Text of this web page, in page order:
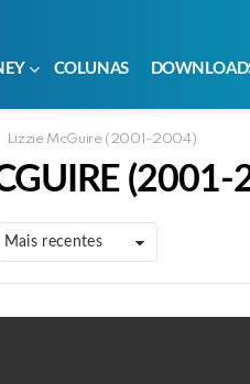
COLUNAS
Lizzie McGuire (2001-2004)
(2001-